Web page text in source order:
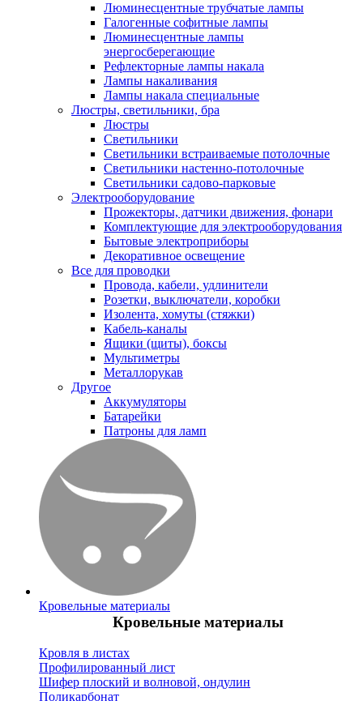
Люминесцентные трубчатые лампы
Галогенные софитные лампы
Люминесцентные лампы
энергосберегающие
Рефлекторные лампы накала
Лампы накаливания
Лампы накала специальные
Люстры, светильники, бра
Люстры
Светильники
Светильники встраиваемые потолочные
Светильники настенно-потолочные
Светильники садово-парковые
Электрооборудование
Прожекторы, датчики движения, фонари
Комплектующие для электрооборудования
Бытовые электроприборы
Декоративное освещение
Все для проводки
Провода, кабели, удлинители
Розетки, выключатели, коробки
Изолента, хомуты (стяжки)
Кабель-каналы
Ящики (щиты), боксы
Мультиметры
Металлорукав
Другое
Аккумуляторы
Батарейки
Патроны для ламп
Кровельные материалы
Кровельные материалы
Кровля в листах
Профилированный лист
Шифер плоский и волновой, ондулин
Поликарбонат